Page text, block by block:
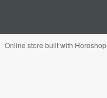
Online store built with Horoshop